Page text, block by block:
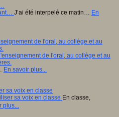
J’ai été interpelé ce matin… En
de l'oral, au collège et au
En savoir plus...
sa voix en classe
En classe,
plus...